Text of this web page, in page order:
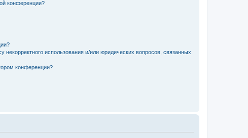
конференции?
некорректного использования и/или юридических вопросов, связанных
конференции?